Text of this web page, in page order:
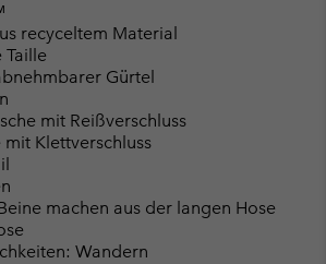
recyceltem Material
Taille
Gürtel
mit Reißverschluss
Klettverschluss
machen aus der langen Hose
Wandern